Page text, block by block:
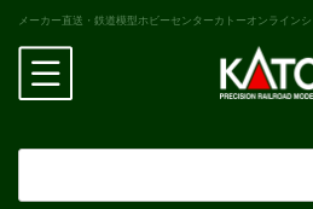
メーカー直送・鉄道模型ホビーセンターカトーオンラインシ